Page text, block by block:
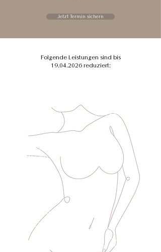
Jetzt Termin sichern
Folgende Leistungen sind bis
19.04.2026 reduziert:
ACHSELN
STATT € 69,-
BIKINI & INTIM
STATT € 99,-
€ 79,-
STATT € 79,-
STATT € 85,-